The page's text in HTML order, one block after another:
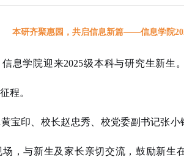
本研齐聚惠园，共启信息新篇——信息学院
息学院迎来2025级本科与研究生新生
程。
宝印、 校长赵忠秀、校党委副书记张小
场，与新生及家长亲切交流，鼓励新生